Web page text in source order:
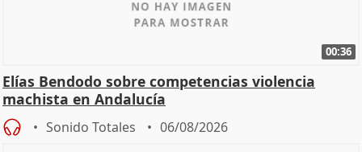
00:36
Elías Bendodo sobre competencias violencia
machista en Andalucía
Sonido Totales 06/08/2026